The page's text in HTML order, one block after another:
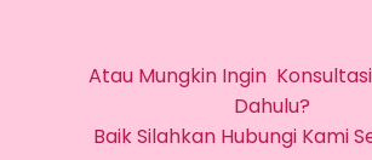
Atau Mungkin Ingin
Dahulu?
Baik Silahkan Hubungi Kami